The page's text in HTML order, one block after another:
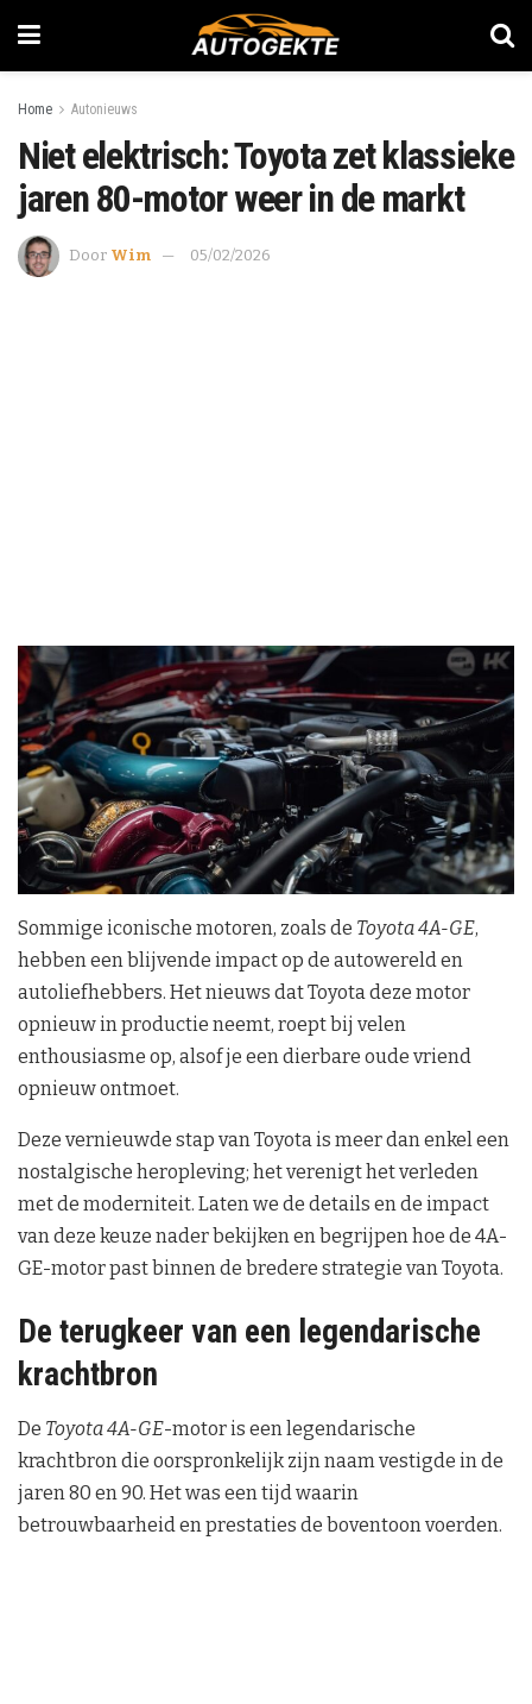
Home Autonieuws
Niet elektrisch: Toyota zet klassieke
jaren 80-motor weer in de markt
Door Wim 05/02/2026
Sommige iconische motoren, zoals de Toyota 4A-GE,
hebben een blijvende impact op de autowereld en
autoliefhebbers. Het nieuws dat Toyota deze motor
opnieuw in productie neemt, roept bij velen
enthousiasme op, alsof je een dierbare oude vriend
opnieuw ontmoet.
Deze vernieuwde stap van Toyota is meer dan enkel een
nostalgische heropleving; het verenigt het verleden
met de moderniteit. Laten we de details en de impact
van deze keuze nader bekijken en begrijpen hoe de 4A-
GE-motor past binnen de bredere strategie van Toyota.
De terugkeer van een legendarische
krachtbron
De Toyota 4A-GE-motor is een legendarische
krachtbron die oorspronkelijk zijn naam vestigde in de
jaren 80 en 90. Het was een tijd waarin
betrouwbaarheid en prestaties de boventoon voerden.